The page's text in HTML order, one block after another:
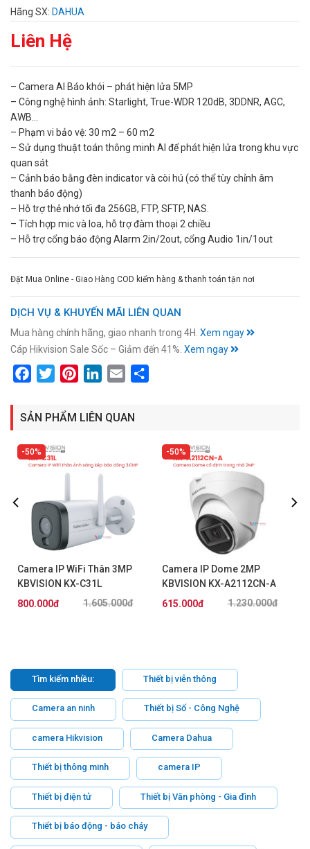
Hãng SX: DAHUA
Liên Hệ
– Camera AI Báo khói – phát hiện lửa 5MP
– Công nghệ hình ảnh: Starlight, True-WDR 120dB, 3DDNR, AGC,
AWB…
– Phạm vi bảo vệ: 30 m2 – 60 m2
– Sử dụng thuật toán thông minh AI để phát hiện lửa trong khu vực
quan sát
– Cảnh báo bằng đèn indicator và còi hú (có thể tùy chỉnh âm
thanh báo động)
– Hỗ trợ thẻ nhớ tối đa 256GB, FTP, SFTP, NAS.
– Tích hợp mic và loa, hỗ trợ đàm thoại 2 chiều
– Hỗ trợ cổng báo động Alarm 2in/2out, cổng Audio 1in/1out
Đặt Mua Online - Giao Hàng COD kiểm hàng & thanh toán tận nơi
DỊCH VỤ & KHUYẾN MÃI LIÊN QUAN
Mua hàng chính hãng, giao nhanh trong 4H. Xem ngay
Cáp Hikvision Sale Sốc – Giảm đến 41%. Xem ngay
FacebookTwitterPinterestLinkedIn
Email
SẢN PHẨM LIÊN QUAN
50%
Camera IP WiFi Thân 3MP
KBVISION KX-C31L
1.605.000đ
800.000đ
50%
Camera IP Dome 2MP
KBVISION KX-A2112CN-A
1.230.000đ
615.000đ
Tìm kiếm nhiều: Thiết bị viễn thông
Camera an ninh Thiết bị Số - Công Nghệ
camera Hikvision Camera Dahua
Thiết bị thông minh camera IP
Thiết bị điện tử Thiết bị Văn phòng - Gia đình
Thiết bị báo động - báo cháy